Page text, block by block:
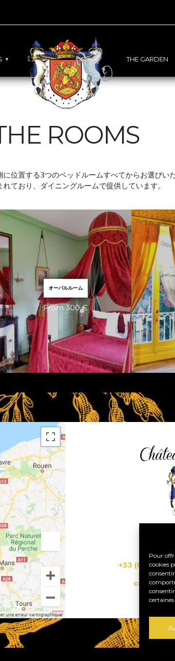
Pour
cookies
THE GARDEN
ROOMS
位置する3つのベッドルームすべてからお選びい
れており、ダイニングルームで提供しています。
オーバルルーム
From 300 €
+33 (0)6 74